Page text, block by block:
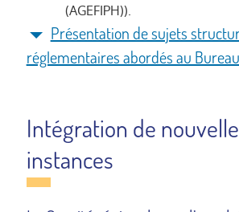
(AGEFIPH)).
Présentation de sujets
réglementaires abordés au
formation professionnelle
déployés par la Région et
Besoins en compétences et
Intégration de
instances